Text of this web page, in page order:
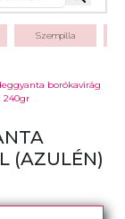
Szempilla
borókavirág
240gr
(AZULÉN)